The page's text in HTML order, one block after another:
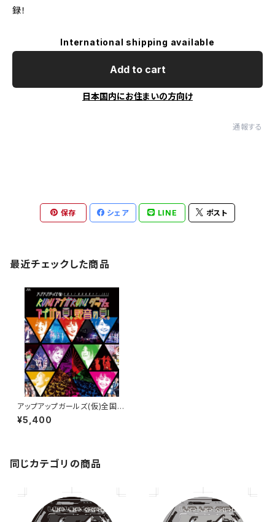
録！
International shipping available
Add to cart
日本国内にお住まいの方向け
通報する
保存 シェア LINE ポスト
最近チェックした商品
アップアップガールズ(仮)全国4
7都道府県ツアー2015 RUN!ア
プガRUN! ダッシュ アプガの夏!
¥5,400
同じカテゴリの商品